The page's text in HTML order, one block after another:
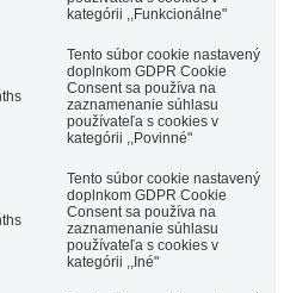
kategórii ,,Funkcionálne"
Tento súbor cookie nastavený
doplnkom GDPR Cookie
Consent sa používa na
zaznamenanie súhlasu
používateľa s cookies v
kategórii ,,Povinné"
Tento súbor cookie nastavený
doplnkom GDPR Cookie
Consent sa používa na
zaznamenanie súhlasu
používateľa s cookies v
kategórii ,,Iné"